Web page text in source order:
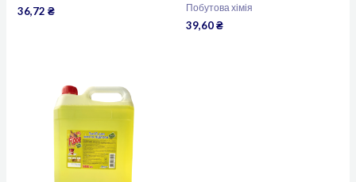
36,72₴ Побутова хімія
39,60₴